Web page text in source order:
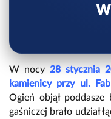
W nocy28 stycznia
kamienicy przy ul.
Ogień objął
gaśniczej brało udział